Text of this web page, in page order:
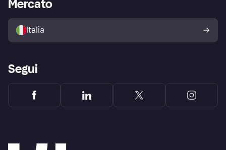
Politica di protezione
dell'acquirente Klarna
Mercato
Italia
Segui